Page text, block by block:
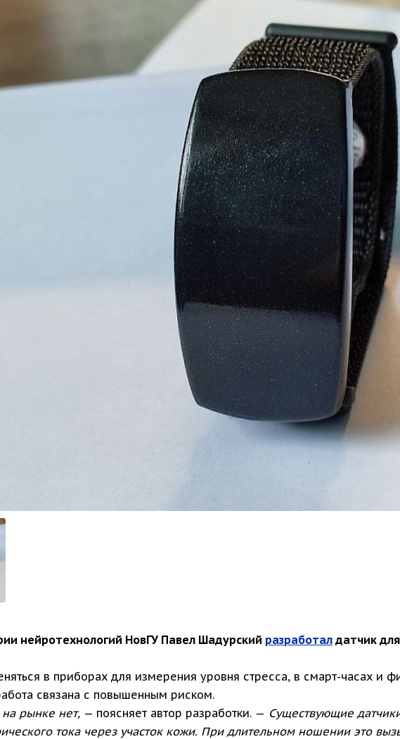
нейротехнологий НовГУ Павел Шадурский разработал датчик
в приборах для измерения уровня стресса, в смарт-часах и
связана с повышенным риском.
рынке нет, — поясняет автор разработки. — Существующие
тока через участок кожи. При длительном ношении это